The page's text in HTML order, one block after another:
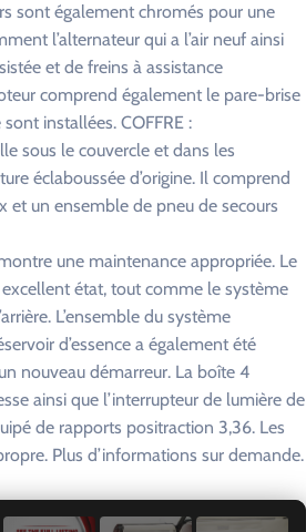
sont également chromés pour une
l’alternateur qui a l’air neuf ainsi
et de freins à assistance
comprend également le pare-brise
installées. COFFRE :
sous le couvercle et dans les
éclaboussée d’origine. Il comprend
et un ensemble de pneu de secours
une maintenance appropriée. Le
état, tout comme le système
L’ensemble du système
d’essence a également été
nouveau démarreur. La boîte 4
ainsi que l’interrupteur de lumière de
de rapports positraction 3,36. Les
Plus d’informations sur demande.
1 / 92